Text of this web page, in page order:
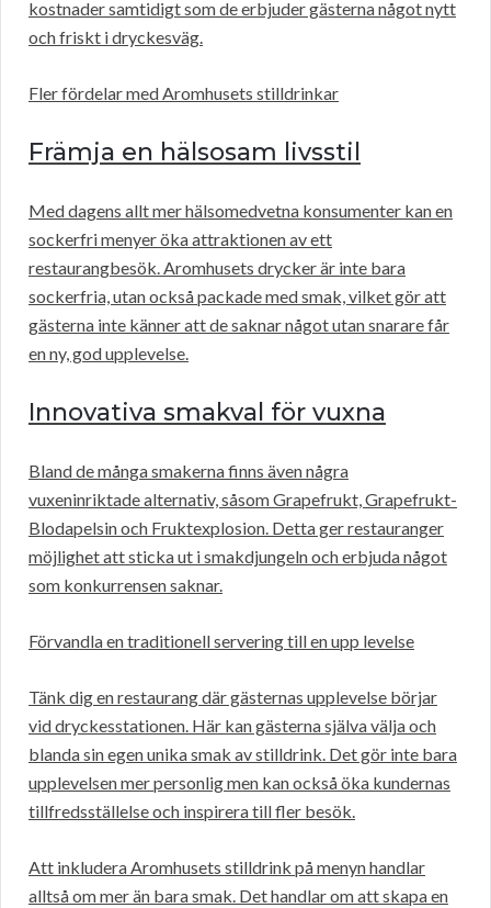
kostnader samtidigt som de erbjuder gästerna något nytt
och friskt i dryckesväg.
Fler fördelar med Aromhusets stilldrinkar
Främja en hälsosam livsstil
Med dagens allt mer hälsomedvetna konsumenter kan en
sockerfri menyer öka attraktionen av ett
restaurangbesök. Aromhusets drycker är inte bara
sockerfria, utan också packade med smak, vilket gör att
gästerna inte känner att de saknar något utan snarare får
en ny, god upplevelse.
Innovativa smakval för vuxna
Bland de många smakerna finns även några
vuxeninriktade alternativ, såsom Grapefrukt, Grapefrukt-
Blodapelsin och Fruktexplosion. Detta ger restauranger
möjlighet att sticka ut i smakdjungeln och erbjuda något
som konkurrensen saknar.
Förvandla en traditionell servering till en upp levelse
Tänk dig en restaurang där gästernas upplevelse börjar
vid dryckesstationen. Här kan gästerna själva välja och
blanda sin egen unika smak av stilldrink. Det gör inte bara
upplevelsen mer personlig men kan också öka kundernas
tillfredsställelse och inspirera till fler besök.
Att inkludera Aromhusets stilldrink på menyn handlar
alltså om mer än bara smak. Det handlar om att skapa en